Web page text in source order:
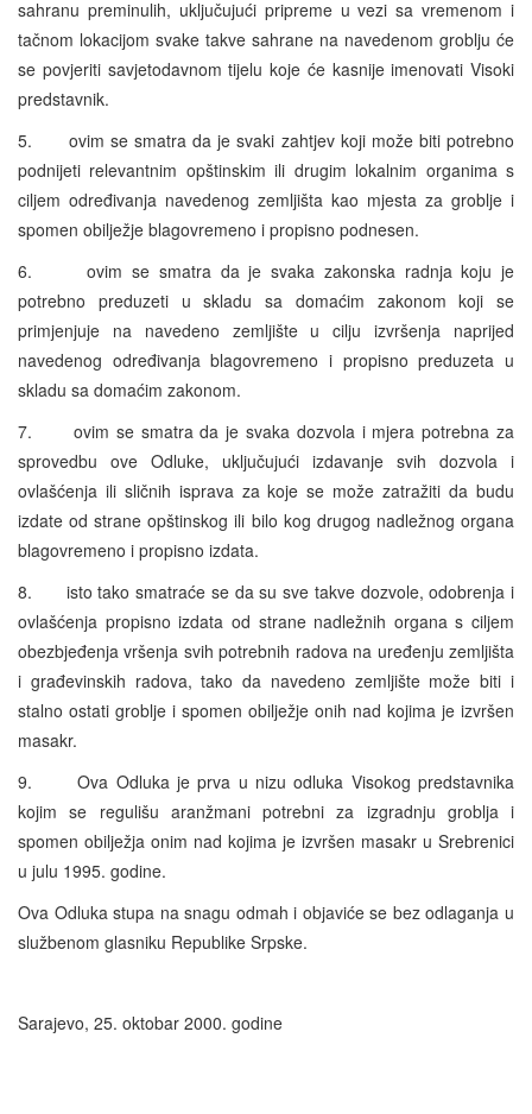
sahranu preminulih, uključujući pripreme u vezi sa vremenom i
tačnom lokacijom svake takve sahrane na navedenom groblju će
se povjeriti savjetodavnom tijelu koje će kasnije imenovati Visoki
predstavnik.
5. ovim se smatra da je svaki zahtjev koji može biti potrebno
podnijeti relevantnim opštinskim ili drugim lokalnim organima s
ciljem određivanja navedenog zemljišta kao mjesta za groblje i
spomen obilježje blagovremeno i propisno podnesen.
6. ovim se smatra da je svaka zakonska radnja koju je
potrebno preduzeti u skladu sa domaćim zakonom koji se
primjenjuje na navedeno zemljište u cilju izvršenja naprijed
navedenog određivanja blagovremeno i propisno preduzeta u
skladu sa domaćim zakonom.
7. ovim se smatra da je svaka dozvola i mjera potrebna za
sprovedbu ove Odluke, uključujući izdavanje svih dozvola i
ovlašćenja ili sličnih isprava za koje se može zatražiti da budu
izdate od strane opštinskog ili bilo kog drugog nadležnog organa
blagovremeno i propisno izdata.
8. isto tako smatraće se da su sve takve dozvole, odobrenja i
ovlašćenja propisno izdata od strane nadležnih organa s ciljem
obezbjeđenja vršenja svih potrebnih radova na uređenju zemljišta
i građevinskih radova, tako da navedeno zemljište može biti i
stalno ostati groblje i spomen obilježje onih nad kojima je izvršen
masakr.
9. Ova Odluka je prva u nizu odluka Visokog predstavnika
kojim se regulišu aranžmani potrebni za izgradnju groblja i
spomen obilježja onim nad kojima je izvršen masakr u Srebrenici
u julu 1995. godine.
Ova Odluka stupa na snagu odmah i objaviće se bez odlaganja u
službenom glasniku Republike Srpske.
Sarajevo, 25. oktobar 2000. godine